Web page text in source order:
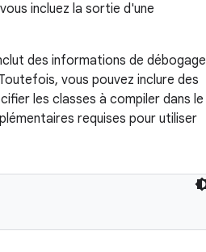
incluez la sortie d'une
des informations de débogage
vous pouvez inclure des
les classes à compiler dans le
requises pour utiliser